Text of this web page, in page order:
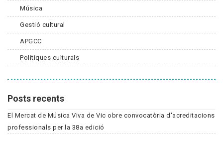
Música
Gestió cultural
APGCC
Polítiques culturals
Posts recents
El Mercat de Música Viva de Vic obre convocatòria d'acreditacions
professionals per la 38a edició